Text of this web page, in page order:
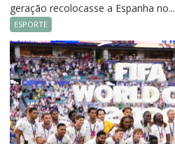
geração recolocasse a Espanha no...
ESPORTE